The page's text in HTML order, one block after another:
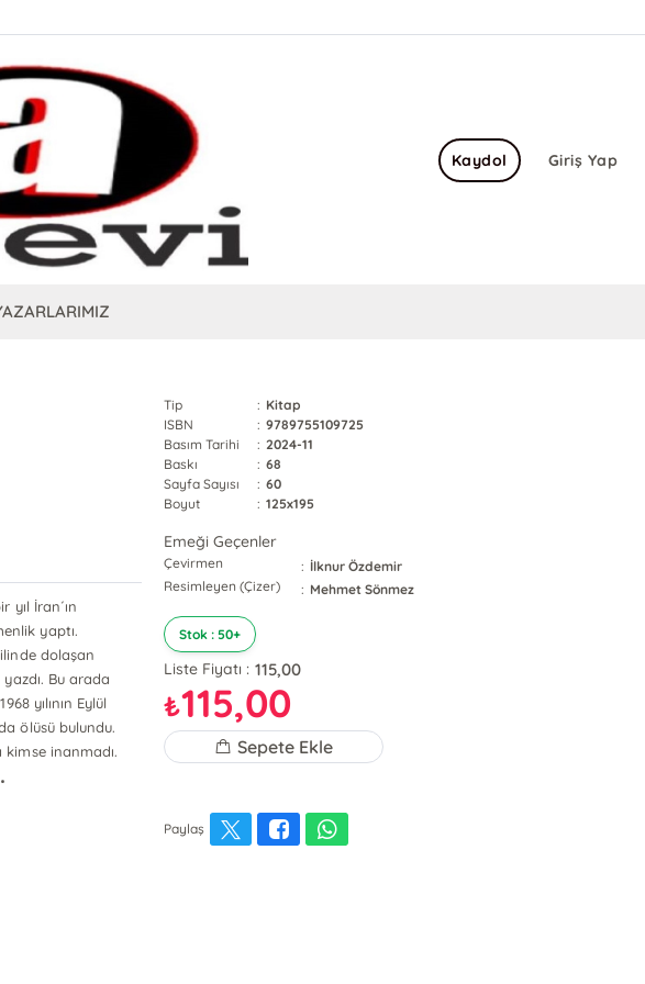
Giriş Yap
Kaydol
yıl İran´ın
yaptı.
dolaşan
Bu arada
yılının Eylül
ölüsü bulundu.
kimse inanmadı.
Tip : Kitap
ISBN
: 9789755109725
Basım Tarihi
: 2024-11
Baskı
: 68
Sayfa Sayısı
: 60
Boyut
: 125x195
Emeği Geçenler
Çevirmen : İlknur Özdemir
Resimleyen (Çizer)
: Mehmet Sönmez
Stok : 50+
Liste Fiyatı : 115,00
₺115,00
Sepete Ekle
Paylaş